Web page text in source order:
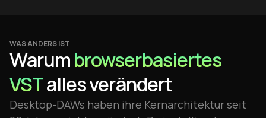
WAS ANDERS IST
Warumbrowserbasiertes
VSTalles verändert
Desktop-DAWs haben ihre Kernarchitektur seit